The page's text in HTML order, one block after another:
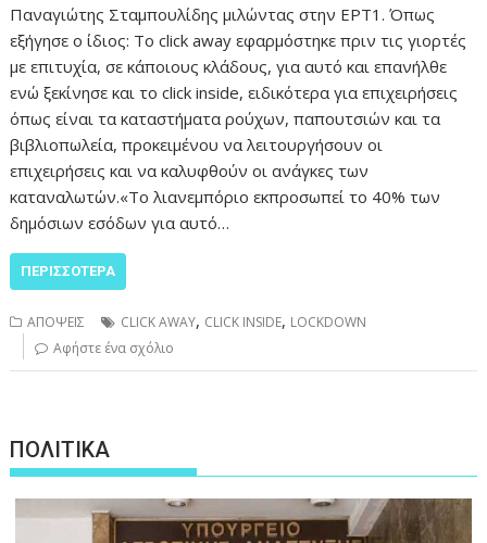
Παναγιώτης Σταμπουλίδης μιλώντας στην ΕΡΤ1. Όπως
εξήγησε ο ίδιος: Το click away εφαρμόστηκε πριν τις γιορτές
με επιτυχία, σε κάποιους κλάδους, για αυτό και επανήλθε
ενώ ξεκίνησε και το click inside, ειδικότερα για επιχειρήσεις
όπως είναι τα καταστήματα ρούχων, παπουτσιών και τα
βιβλιοπωλεία, προκειμένου να λειτουργήσουν οι
επιχειρήσεις και να καλυφθούν οι ανάγκες των
καταναλωτών.«Το λιανεμπόριο εκπροσωπεί το 40% των
δημόσιων εσόδων για αυτό…
ΠΕΡΙΣΣΌΤΕΡΑ
ΑΠΟΨΕΙΣ CLICK AWAY, CLICK INSIDE, LOCKDOWN
Αφήστε ένα σχόλιο
ΠΟΛΙΤΙΚΑ